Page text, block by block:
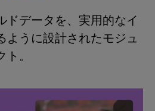
ドデータを、実用的なイ
ように設計されたモジュ
。